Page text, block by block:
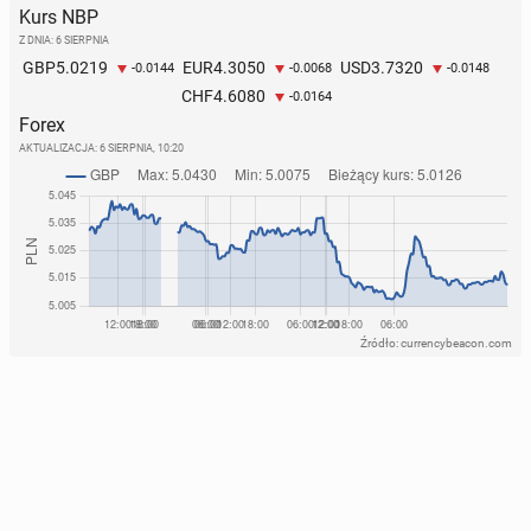
Kurs NBP
Z DNIA: 6 SIERPNIA
GBP5.0219 -0.0144 EUR4.3050 -0.0068 USD3.7320 -0.0148
CHF4.6080 -0.0164
Forex
AKTUALIZACJA: 6 SIERPNIA, 10:20
Źródło: currencybeacon.com